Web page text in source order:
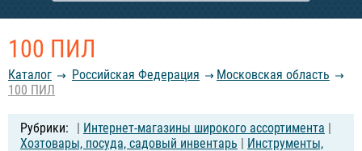
100 ПИЛ
Каталог Российcкая Федерация
Московская область
100 ПИЛ
| Интернет-магазины широкого ассортимента |
Хозтовары, посуда, садовый инвентарь | Инструменты,